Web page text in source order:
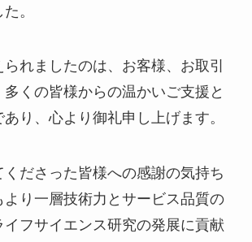
。
れましたのは、お客様、お取引
くの皆様からの温かいご支援と
り、心より御礼申し上げます。
くださった皆様への感謝の気持ち
より一層技術力とサービス品質の
イフサイエンス研究の発展に貢献